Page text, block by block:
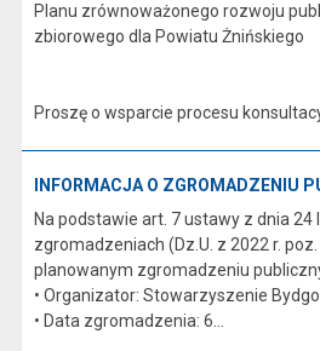
Planu zrównoważonego rozwoju
zbiorowego dla Powiatu Żnińskiego
Proszę o wsparcie procesu
INFORMACJA O ZGROMADZENIU
Na podstawie art. 7 ustawy z dnia 24
zgromadzeniach (Dz.U. z 2022 r.
planowanym zgromadzeniu
• Organizator: Stowarzyszenie
• Data zgromadzenia: 6...